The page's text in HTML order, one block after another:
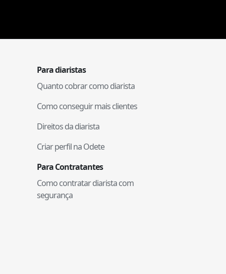
Para diaristas
Quanto cobrar como diarista
Como conseguir mais clientes
Direitos da diarista
Criar perfil na Odete
Para Contratantes
Como contratar diarista com
segurança